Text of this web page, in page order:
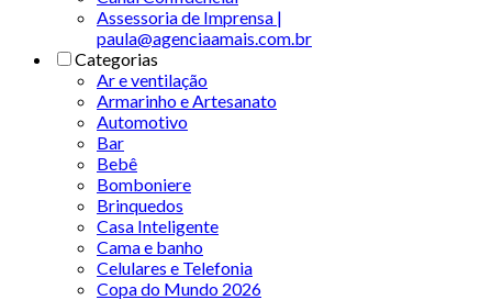
Assessoria de Imprensa |
paula@agenciaamais.com.br
Categorias
Ar e ventilação
Armarinho e Artesanato
Automotivo
Bar
Bebê
Bomboniere
Brinquedos
Casa Inteligente
Cama e banho
Celulares e Telefonia
Copa do Mundo 2026